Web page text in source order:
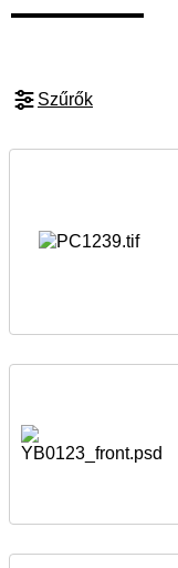
Szűrők